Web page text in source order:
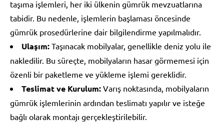
taşıma işlemleri, her iki ülkenin gümrük mevzuatlarına
tabidir. Bu nedenle, işlemlerin başlaması öncesinde
gümrük prosedürlerine dair bilgilendirme yapılmalıdır.
Ulaşım: Taşınacak mobilyalar, genellikle deniz yolu ile
nakledilir. Bu süreçte, mobilyaların hasar görmemesi için
özenli bir paketleme ve yükleme işlemi gereklidir.
Teslimat ve Kurulum: Varış noktasında, mobilyaların
gümrük işlemlerinin ardından teslimatı yapılır ve isteğe
bağlı olarak montajı gerçekleştirilebilir.